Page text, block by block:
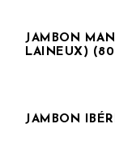
JAMBON
LAINEUX)
JAMBON